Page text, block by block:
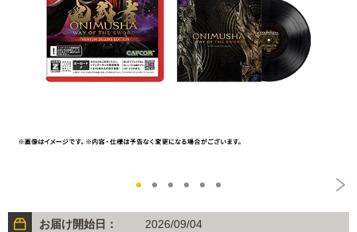
お届け開始日： 2026/09/04